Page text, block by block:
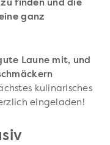
finden und die
ganz
Laune mit, und
kulinarisches
eingeladen!